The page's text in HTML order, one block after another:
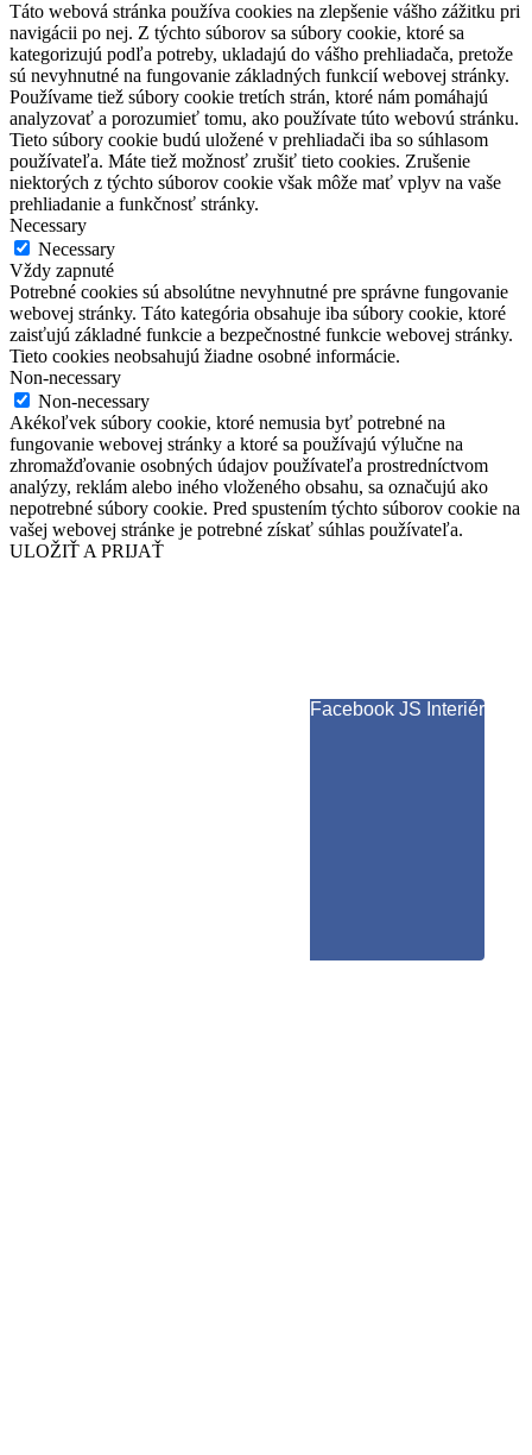
Táto webová stránka používa cookies na zlepšenie vášho zážitku pri
navigácii po nej. Z týchto súborov sa súbory cookie, ktoré sa
kategorizujú podľa potreby, ukladajú do vášho prehliadača, pretože
sú nevyhnutné na fungovanie základných funkcií webovej stránky.
Používame tiež súbory cookie tretích strán, ktoré nám pomáhajú
analyzovať a porozumieť tomu, ako používate túto webovú stránku.
Tieto súbory cookie budú uložené v prehliadači iba so súhlasom
používateľa. Máte tiež možnosť zrušiť tieto cookies. Zrušenie
niektorých z týchto súborov cookie však môže mať vplyv na vaše
prehliadanie a funkčnosť stránky.
Necessary
Necessary
Vždy zapnuté
Potrebné cookies sú absolútne nevyhnutné pre správne fungovanie
webovej stránky. Táto kategória obsahuje iba súbory cookie, ktoré
zaisťujú základné funkcie a bezpečnostné funkcie webovej stránky.
Tieto cookies neobsahujú žiadne osobné informácie.
Non-necessary
Non-necessary
Akékoľvek súbory cookie, ktoré nemusia byť potrebné na
fungovanie webovej stránky a ktoré sa používajú výlučne na
zhromažďovanie osobných údajov používateľa prostredníctvom
analýzy, reklám alebo iného vloženého obsahu, sa označujú ako
nepotrebné súbory cookie. Pred spustením týchto súborov cookie na
vašej webovej stránke je potrebné získať súhlas používateľa.
ULOŽIŤ A PRIJAŤ
Facebook JS Interiér